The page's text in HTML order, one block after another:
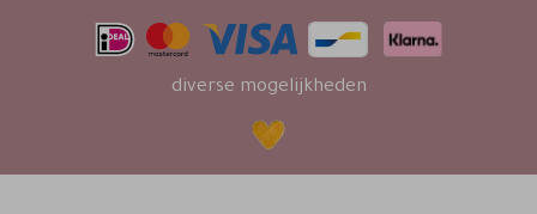
diverse mogelijkheden